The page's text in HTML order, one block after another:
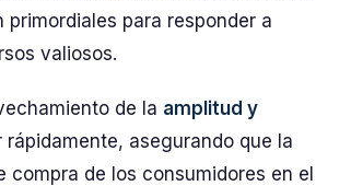
para responder a
valiosos.
de la amplitud y
asegurando que la
de los consumidores en el